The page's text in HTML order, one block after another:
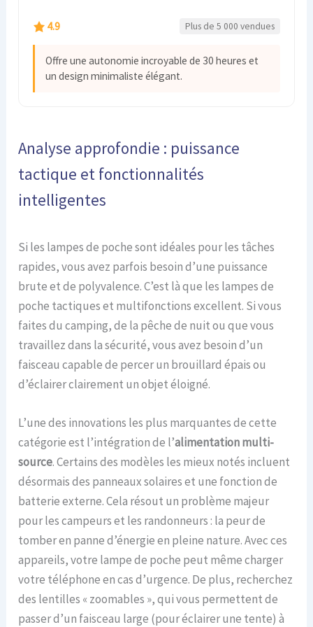
4.9 Plus de 5 000 vendues
Offre une autonomie incroyable de 30 heures et
un design minimaliste élégant.
Analyse approfondie : puissance
tactique et fonctionnalités
intelligentes
Si les lampes de poche sont idéales pour les tâches
rapides, vous avez parfois besoin d’une puissance
brute et de polyvalence. C’est là que les lampes de
poche tactiques et multifonctions excellent. Si vous
faites du camping, de la pêche de nuit ou que vous
travaillez dans la sécurité, vous avez besoin d’un
faisceau capable de percer un brouillard épais ou
d’éclairer clairement un objet éloigné.
L’une des innovations les plus marquantes de cette
catégorie est l’intégration de l’alimentation multi-
source. Certains des modèles les mieux notés incluent
désormais des panneaux solaires et une fonction de
batterie externe. Cela résout un problème majeur
pour les campeurs et les randonneurs : la peur de
tomber en panne d’énergie en pleine nature. Avec ces
appareils, votre lampe de poche peut même charger
votre téléphone en cas d’urgence. De plus, recherchez
des lentilles « zoomables », qui vous permettent de
passer d’un faisceau large (pour éclairer une tente) à